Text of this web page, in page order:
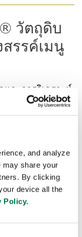
and analyze
may share your
By clicking
device all the
Policy.
วัตถุดิบ
รรค์เมนู
ละการวิเคราะห์
าสามารถจับ
นให้กลายเป็น
ลยีการผลิตที่ล้ำ
อาหารจากทีม